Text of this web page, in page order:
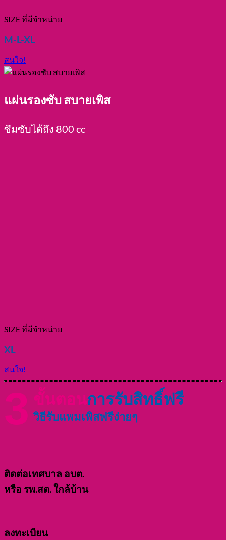
SIZE ที่มีจำหน่าย
M-L-XL
สนใจ!
แผ่นรองซับ สบายเพิส
ซึมซับได้ถึง 800 cc
SIZE ที่มีจำหน่าย
XL
สนใจ!
3 ขั้นตอนการรับสิทธิ์ฟรี
วิธีรับแพมเพิสฟรีง่ายๆ
ติดต่อเทศบาล อบต.
หรือ รพ.สต. ใกล้บ้าน
ลงทะเบียน